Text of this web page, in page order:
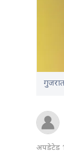
अपडेटेड